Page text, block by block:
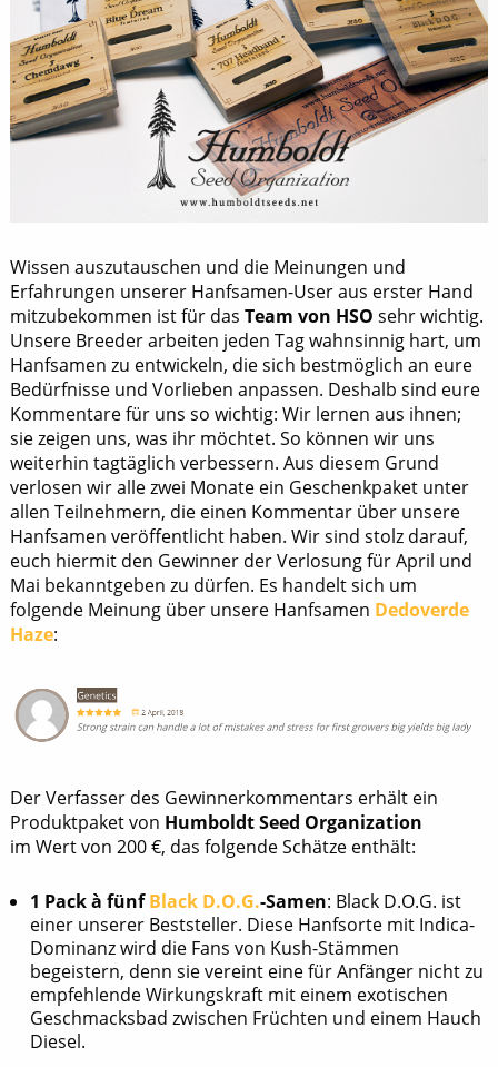
Wissen auszutauschen und die Meinungen und
Erfahrungen unserer Hanfsamen-User aus erster Hand
mitzubekommen ist für das Team von HSO sehr wichtig.
Unsere Breeder arbeiten jeden Tag wahnsinnig hart, um
Hanfsamen zu entwickeln, die sich bestmöglich an eure
Bedürfnisse und Vorlieben anpassen. Deshalb sind eure
Kommentare für uns so wichtig: Wir lernen aus ihnen;
sie zeigen uns, was ihr möchtet. So können wir uns
weiterhin tagtäglich verbessern. Aus diesem Grund
verlosen wir alle zwei Monate ein Geschenkpaket unter
allen Teilnehmern, die einen Kommentar über unsere
Hanfsamen veröffentlicht haben. Wir sind stolz darauf,
euch hiermit den Gewinner der Verlosung für April und
Mai bekanntgeben zu dürfen. Es handelt sich um
folgende Meinung über unsere Hanfsamen Dedoverde
Haze:
Der Verfasser des Gewinnerkommentars erhält ein
Produktpaket von Humboldt Seed Organization
im Wert von 200 €, das folgende Schätze enthält:
1 Pack à fünfBlack D.O.G.-Samen: Black D.O.G. ist
einer unserer Beststeller. Diese Hanfsorte mit Indica-
Dominanz wird die Fans von Kush-Stämmen
begeistern, denn sie vereint eine für Anfänger nicht zu
empfehlende Wirkungskraft mit einem exotischen
Geschmacksbad zwischen Früchten und einem Hauch
Diesel.